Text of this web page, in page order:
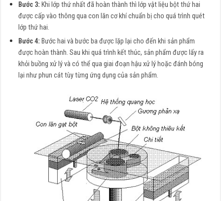
Bước 3: Khi lớp thứ nhất đã hoàn thành thì lớp vật liệu bột thứ hai
được cấp vào thông qua con lăn cơ khí chuẩn bị cho quá trình quét
lớp thứ hai.
Bước 4: Bước hai và bước ba được lặp lại cho đến khi sản phẩm
được hoàn thành. Sau khi quá trình kết thúc, sản phẩm được lấy ra
khỏi buồng xử lý và có thể qua giai đoạn hậu xử lý hoặc đánh bóng
lại như phun cát tùy từng ứng dụng của sản phẩm.